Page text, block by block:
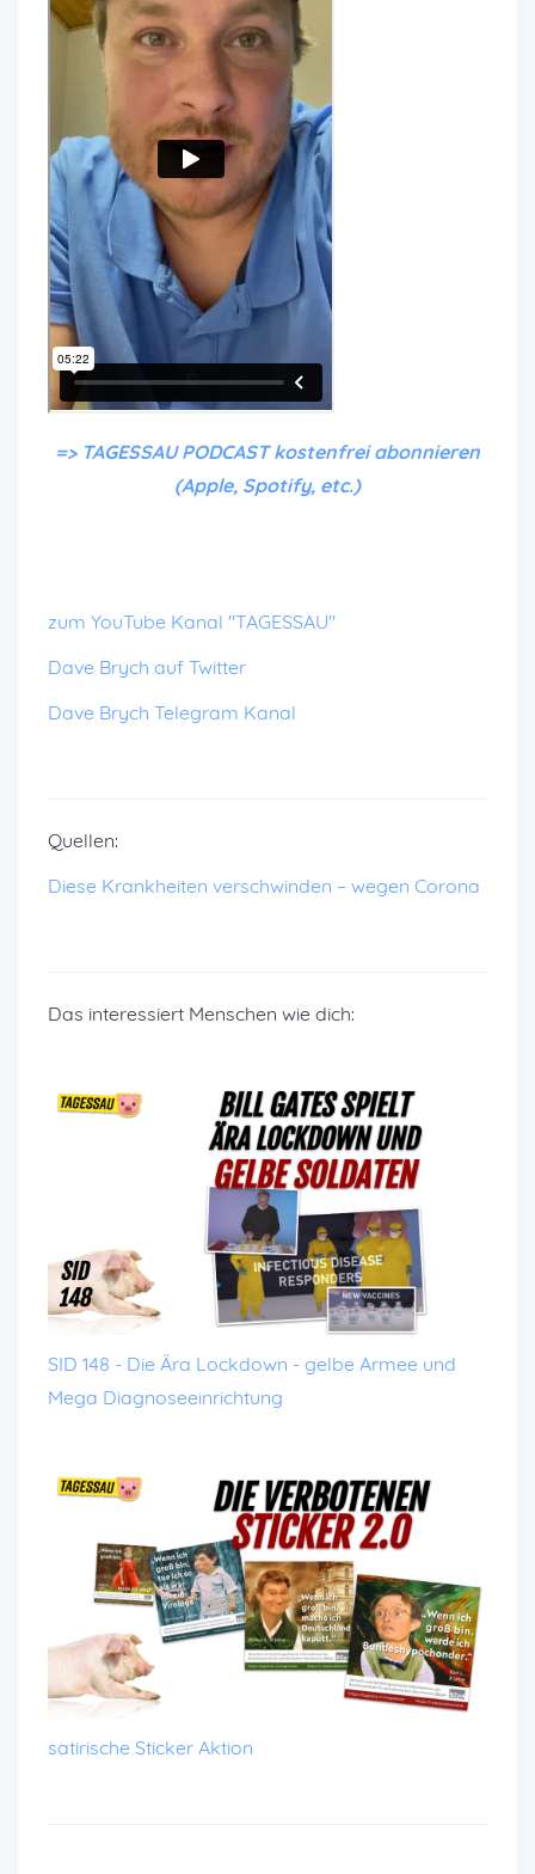
=> TAGESSAU PODCAST kostenfrei abonnieren
(Apple, Spotify, etc.)
zum YouTube Kanal "TAGESSAU"
Dave Brych auf Twitter
Dave Brych Telegram Kanal
Quellen:
Diese Krankheiten verschwinden – wegen Corona
Das interessiert Menschen wie dich:
SID 148 - Die Ära Lockdown - gelbe Armee und
Mega Diagnoseeinrichtung
satirische Sticker Aktion